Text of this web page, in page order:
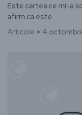
Este cartea ce mi-a
afirm ca este
Articole
4